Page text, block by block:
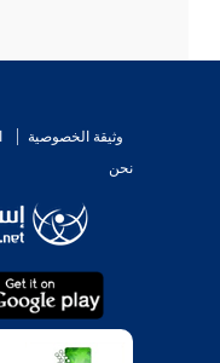
وثيقة الخصوصية
نحن